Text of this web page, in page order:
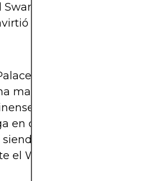
City, donde
en pieza clave del
donde encontró su
mantenido como un
aportando goles,
en cada partido. Su
el máximo
el West Ham que fue